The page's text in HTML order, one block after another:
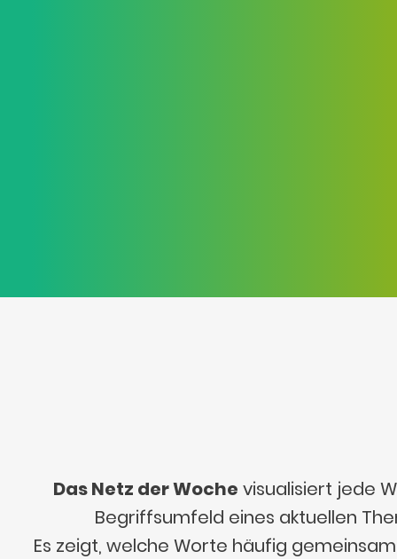
Das Netz der Woche visualisiert jede
Begriffsumfeld eines aktuellen
Es zeigt, welche Worte häufig